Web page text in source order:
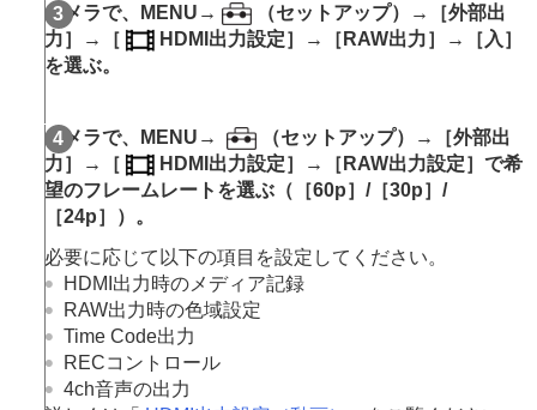
画質や記録形式を設定する
タッチ機能を使う
シャッターの設定
手ブレを補正する
レンズ補正 （静止画/動画）
ノイズリダクション
撮影中の画面表示を設定する
動画の音声を記録する
動画を撮影しながら静止画を切り出す
TC/UB設定
外部RAWレコーダーにRAW動画を出力する
画像と音声をライブ配信する
カメラをカスタマイズする
再生する
カメラで、MENU→ （セットアップ）→
［外部出
力］
→ ［ HDMI出力設定］ → ［RAW出力］ →
［入］
を選ぶ。
カメラで、MENU→ （セットアップ）→
［外部出
力］
→ ［ HDMI出力設定］ → ［RAW出力設定］で希
望のフレームレートを選ぶ（ ［60p］ /［30p］ /
［24p］
）。
必要に応じて以下の項⽬を設定してください。
HDMI出力時のメディア記録
RAW出力時の色域設定
Time Code出力
RECコントロール
4ch音声の出力